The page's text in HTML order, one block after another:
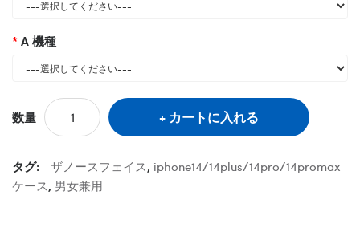
A 機種
数量 カートに入れる
タグ: ザノースフェイス, iphone14/14plus/14pro/14promax
ケース, 男女兼用